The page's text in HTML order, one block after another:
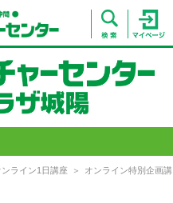
ンライン1日講座
オンライン特別企画講